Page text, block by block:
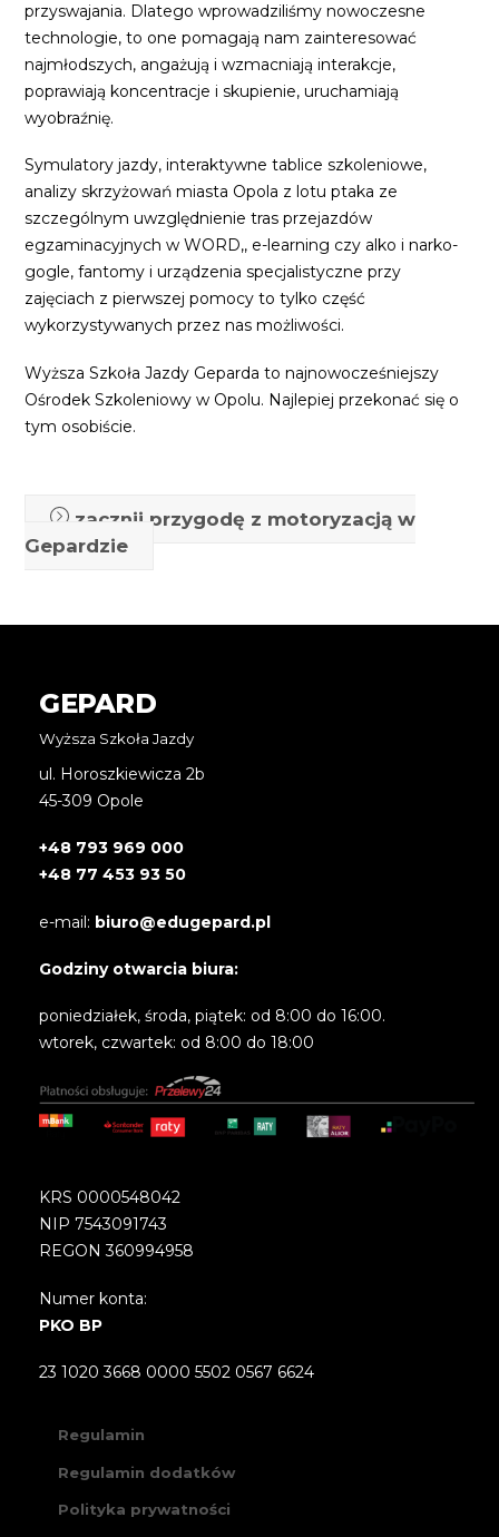
przyswajania. Dlatego wprowadziliśmy nowoczesne
technologie, to one pomagają nam zainteresować
najmłodszych, angażują i wzmacniają interakcje,
poprawiają koncentracje i skupienie, uruchamiają
wyobraźnię.
Symulatory jazdy, interaktywne tablice szkoleniowe,
analizy skrzyżowań miasta Opola z lotu ptaka ze
szczególnym uwzględnienie tras przejazdów
egzaminacyjnych w WORD,, e-learning czy alko i narko-
gogle, fantomy i urządzenia specjalistyczne przy
zajęciach z pierwszej pomocy to tylko część
wykorzystywanych przez nas możliwości.
Wyższa Szkoła Jazdy Geparda to najnowocześniejszy
Ośrodek Szkoleniowy w Opolu. Najlepiej przekonać się o
tym osobiście.
zacznij przygodę z motoryzacją w
Gepardzie
GEPARD
Wyższa Szkoła Jazdy
ul. Horoszkiewicza 2b
45-309 Opole
+48 793 969 000
+48 77 453 93 50
e-mail: biuro@edugepard.pl
Godziny otwarcia biura:
poniedziałek, środa, piątek: od 8:00 do 16:00.
wtorek, czwartek: od 8:00 do 18:00
KRS 0000548042
NIP 7543091743
REGON 360994958
Numer konta:
PKO BP
23 1020 3668 0000 5502 0567 6624
Regulamin
Regulamin dodatków
Polityka prywatności